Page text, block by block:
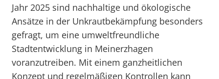
Jahr 2025 sind nachhaltige und ökologische
Ansätze in der Unkrautbekämpfung besonders
gefragt, um eine umweltfreundliche
Stadtentwicklung in Meinerzhagen
voranzutreiben. Mit einem ganzheitlichen
Konzept und regelmäßigen Kontrollen kann